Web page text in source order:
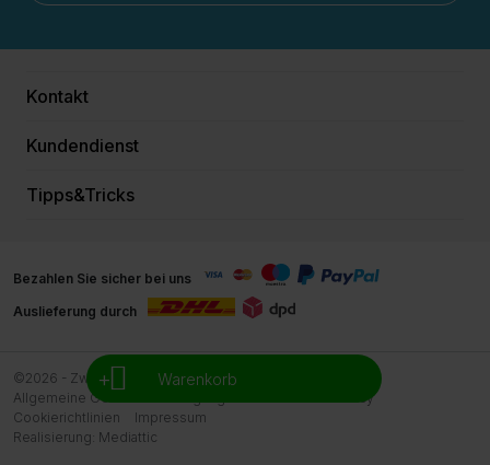
+ Warenkorb
Kontakt
Kundendienst
Tipps&Tricks
Bezahlen Sie sicher bei uns
Auslieferung durch
©2026 - Zwemreus
Allgemeine Geschäftsbedingungen Zwemreus
Privacy
Cookierichtlinien
Impressum
Realisierung: Mediattic